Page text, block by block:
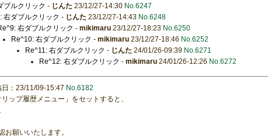
ブルクリック - じんた 23/12/27-14:30 No.6247
右ダブルクリック - じんた 23/12/27-14:43 No.6248
右ダブルクリック - mikimaru 23/12/27-18:23 No.6250
Re^10: 右ダブルクリック - mikimaru 23/12/27-18:46 No.6252
Re^11: 右ダブルクリック - じんた 24/01/26-09:39 No.6271
Re^12: 右ダブルクリック - mikimaru 24/01/26-12:26 No.6272
日：23/11/09-15:47 No.6182
ップ履歴メニュー」をセットすると、
お願いいたします。